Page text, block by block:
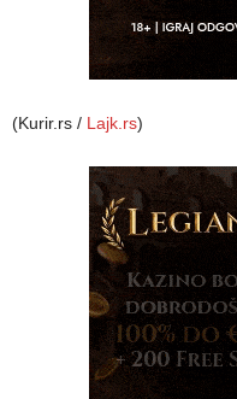
(Kurir.rs / Lajk.rs)